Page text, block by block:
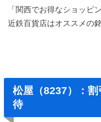
「関西でお得なショッピ
近鉄百貨店はオススメの銘
松屋（8237）：
待